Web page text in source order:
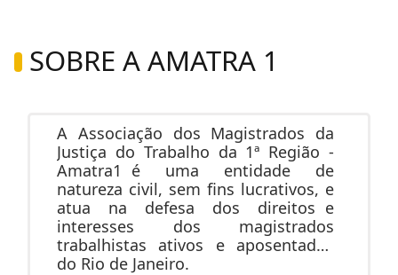
SOBRE A AMATRA 1
A Associação dos Magistrados da
Justiça do Trabalho da 1ª Região -
Amatra1 é uma entidade de
natureza civil, sem fins lucrativos, e
atua na defesa dos direitos e
interesses dos magistrados
trabalhistas ativos e aposentados
do Rio de Janeiro.